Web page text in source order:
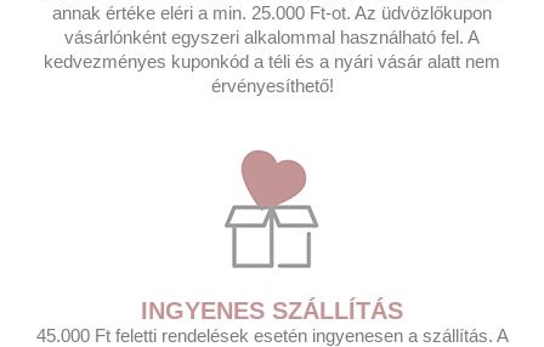
annak értéke eléri a min. 25.000 Ft-ot. Az üdvözlőkupon
vásárlónként egyszeri alkalommal használható fel. A
kedvezményes kuponkód a téli és a nyári vásár alatt nem
érvényesíthető!
INGYENES SZÁLLÍTÁS
45.000 Ft feletti rendelések esetén ingyenesen a szállítás. A